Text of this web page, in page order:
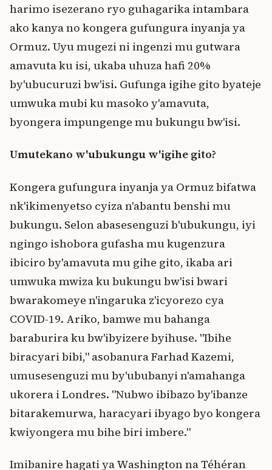
harimo isezerano ryo guhagarika intambara
ako kanya no kongera gufungura inyanja ya
Ormuz. Uyu mugezi ni ingenzi mu gutwara
amavuta ku isi, ukaba uhuza hafi 20%
by'ubucuruzi bw'isi. Gufunga igihe gito byateje
umwuka mubi ku masoko y'amavuta,
byongera impungenge mu bukungu bw'isi.
Umutekano w'ubukungu w'igihe gito?
Kongera gufungura inyanja ya Ormuz bifatwa
nk'ikimenyetso cyiza n'abantu benshi mu
bukungu. Selon abasesenguzi b'ubukungu, iyi
ngingo ishobora gufasha mu kugenzura
ibiciro by'amavuta mu gihe gito, ikaba ari
umwuka mwiza ku bukungu bw'isi bwari
bwarakomeye n'ingaruka z'icyorezo cya
COVID-19. Ariko, bamwe mu bahanga
baraburira ku bw'ibyizere byihuse. "Ibihe
biracyari bibi," asobanura Farhad Kazemi,
umusesenguzi mu by'ububanyi n'amahanga
ukorera i Londres. "Nubwo ibibazo by'ibanze
bitarakemurwa, haracyari ibyago byo kongera
kwiyongera mu bihe biri imbere."
Imibanire hagati ya Washington na Téhéran